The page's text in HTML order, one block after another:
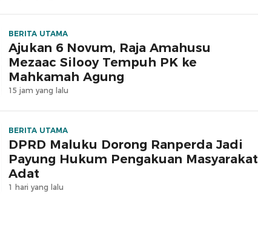
BERITA UTAMA
Ajukan 6 Novum, Raja Amahusu
Mezaac Silooy Tempuh PK ke
Mahkamah Agung
15 jam yang lalu
BERITA UTAMA
DPRD Maluku Dorong Ranperda Jadi
Payung Hukum Pengakuan Masyarakat
Adat
1 hari yang lalu